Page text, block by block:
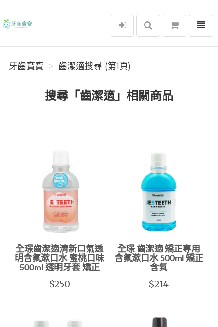
牙齒寶寶
選單
牙齒寶寶 齒潔適搜尋 (第1頁)
搜尋「齒潔適」相關商品
全璟齒潔適清新口氣透
明含氟漱口水 蜜桃口味
500ml 透明牙套 矯正
$250
全璟 齒潔適 矯正專用
含氟漱口水 500ml 矯正
含氟
$214